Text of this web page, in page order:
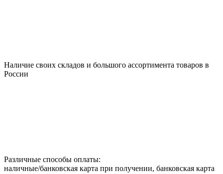
Наличие своих складов и большого ассортимента товаров в
России
Различные способы оплаты:
наличные/банковская карта при получении, банковская карта